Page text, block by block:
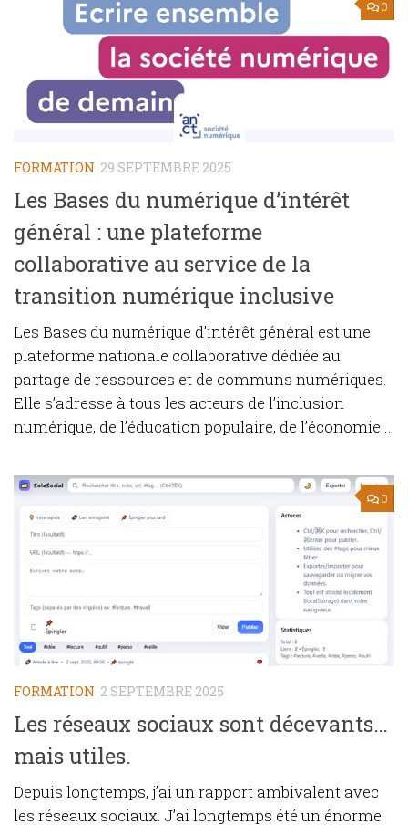
0
FORMATION 29 SEPTEMBRE 2025
Les Bases du numérique d’intérêt
général : une plateforme
collaborative au service de la
transition numérique inclusive
Les Bases du numérique d’intérêt général est une
plateforme nationale collaborative dédiée au
partage de ressources et de communs numériques.
Elle s’adresse à tous les acteurs de l’inclusion
numérique, de l’éducation populaire, de l’économie...
0
FORMATION 2 SEPTEMBRE 2025
Les réseaux sociaux sont décevants…
mais utiles.
Depuis longtemps, j’ai un rapport ambivalent avec
les réseaux sociaux. J’ai longtemps été un énorme